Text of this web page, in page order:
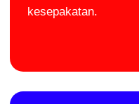
kesepakatan.